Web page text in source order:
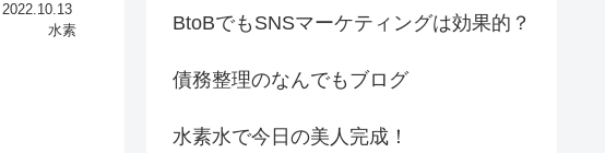
2022.10.13
水素
BtoBでもSNSマーケティングは効果的？
債務整理のなんでもブログ
水素水で今日の美人完成！